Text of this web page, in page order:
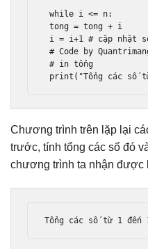
while i <= n:
tong = tong + i
i = i+1 # cập nhật
# Code by
# in tổng
print ( "Tổng các số
Chương trình trên lặp lại
trước, tính tổng các số đó
chương trình ta nhận được
Tổng các số từ 1 đến